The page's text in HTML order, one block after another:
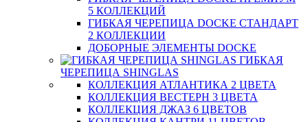
5 КОЛЛЕКЦИЙ
ГИБКАЯ ЧЕРЕПИЦА DOCKE СТАНДАРТ
2 КОЛЛЕКЦИИ
ДОБОРНЫЕ ЭЛЕМЕНТЫ DOCKE
ГИБКАЯ
ЧЕРЕПИЦА SHINGLAS
КОЛЛЕКЦИЯ АТЛАНТИКА 2 ЦВЕТА
КОЛЛЕКЦИЯ ВЕСТЕРН 3 ЦВЕТА
КОЛЛЕКЦИЯ ДЖАЗ 6 ЦВЕТОВ